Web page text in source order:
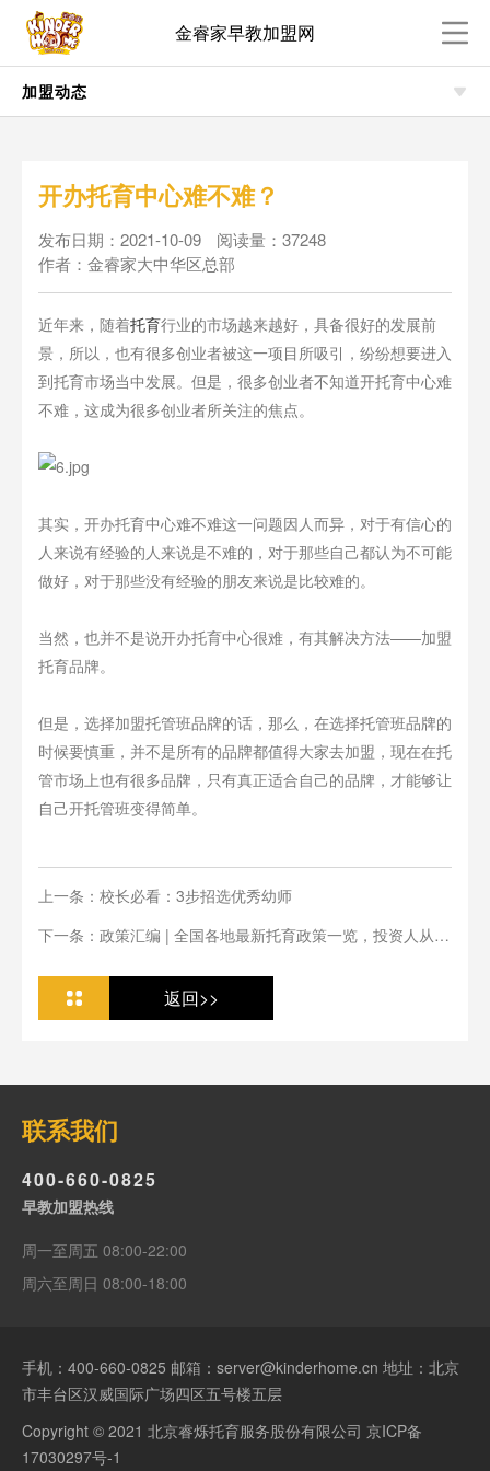
金睿家早教加盟网
加盟动态
开办托育中心难不难？
发布日期：2021-10-09
阅读量：37248
作者：金睿家大中华区总部
近年来，随着托育行业的市场越来越好，具备很好的发展前
景，所以，也有很多创业者被这一项目所吸引，纷纷想要进入
到托育市场当中发展。但是，很多创业者不知道开托育中心难
不难，这成为很多创业者所关注的焦点。
其实，开办托育中心难不难这一问题因人而异，对于有信心的
人来说有经验的人来说是不难的，对于那些自己都认为不可能
做好，对于那些没有经验的朋友来说是比较难的。
当然，也并不是说开办托育中心很难，有其解决方法——加盟
托育品牌。
但是，选择加盟托管班品牌的话，那么，在选择托管班品牌的
时候要慎重，并不是所有的品牌都值得大家去加盟，现在在托
管市场上也有很多品牌，只有真正适合自己的品牌，才能够让
自己开托管班变得简单。
上一条：校长必看：3步招选优秀幼师
下一条：政策汇编 | 全国各地最新托育政策一览，投资人从业
返回>>
联系我们
400-660-0825
早教加盟热线
周一至周五 08:00-22:00
周六至周日 08:00-18:00
手机： 400-660-0825 邮箱：server@kinderhome.cn 地址：北京
市丰台区汉威国际广场四区五号楼五层
Copyright © 2021 北京睿烁托育服务股份有限公司 京ICP备
17030297号-1